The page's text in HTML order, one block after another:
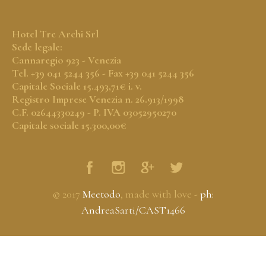
Hotel Tre Archi Srl
Sede legale:
Cannaregio 923 - Venezia
Tel. +39 041 5244 356 - Fax +39 041 5244 356
Capitale Sociale 15.493,71€ i. v.
Registro Imprese Venezia n. 26.913/1998
C.F. 02644330249 - P. IVA 03052950270
Capitale sociale 15.300,00€
© 2017 Meetodo, made with love - ph:
AndreaSarti/CAST1466